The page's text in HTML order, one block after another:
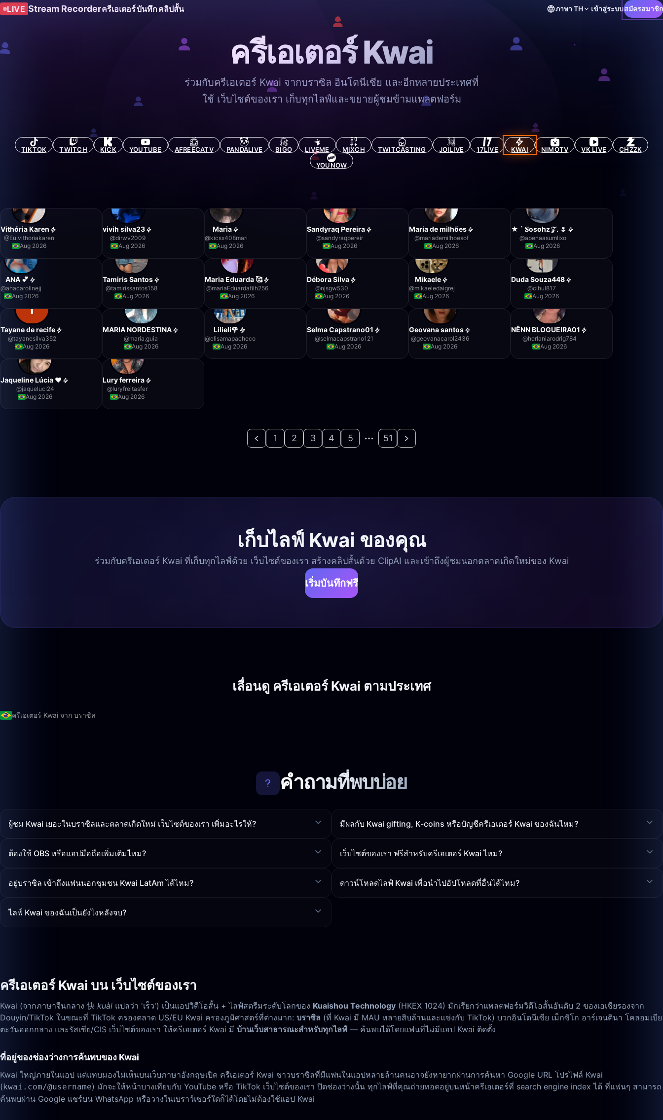
LIVE Stream Recorderครีเอเตอร์บันทึก คลิปสั้น ภาษา TH เข้าสู่ระบบสมัครสมาชิก
ครีเอเตอร์ Kwai
ร่วมกับครีเอเตอร์ Kwai จากบราซิล อินโดนีเซีย และอีกหลายประเทศที่
ใช้ เว็บไซต์ของเรา เก็บทุกไลฟ์และขยายผู้ชมข้ามแพลตฟอร์ม
TIKTOK TWITCH KICK YOUTUBE AFREECATV PANDALIVE BIGO LIVEME MIXCH TWITCASTING JOILIVE 17LIVE KWAI NIMOTV VK LIVE
CHZZK
YOUNOW
Vithória Karen
@Eu.vithoriakaren
Aug 2026
vivih silva23
@dirwv2009
Aug 2026
Maria
@kicsx408mari
Aug 2026
Sandyraq Pereira
@sandyraqpereir
Aug 2026
Maria de milhões
@mariademilhoesof
Aug 2026
★ ` 𝐒osohz𝒵 . 🌷
@apenaasumlixo
Aug 2026
ANA 💕
@anacarolinejj
Aug 2026
Tamiris Santos
@tamirissantos158
Aug 2026
Maria Eduarda 🥰
@mariaEduardafilh256
Aug 2026
Débora Silva
@njsgw530
Aug 2026
Mikaele
@mikaeledaigrej
Aug 2026
Duda Souza448
@clhul817
Aug 2026
Tayane de recife
@tayanesilva352
Aug 2026
MARIA NORDESTINA
@maria.guia
Aug 2026
Lilieli🌹
@elisamapacheco
Aug 2026
Selma Capstrano01
@selmacapstrano121
Aug 2026
Geovana santos
@geovanacarol2436
Aug 2026
NÊNN BLOGUEIRA01
@herlaniarodrig784
Aug 2026
Jaqueline Lúcia ❤️
@jaqueluci24
Aug 2026
Lury ferreira
@luryfreitasfer
Aug 2026
1 2 3 4 5 51
เก็บไลฟ์ Kwai ของคุณ
ร่วมกับครีเอเตอร์ Kwai ที่เก็บทุกไลฟ์ด้วย เว็บไซต์ของเรา สร้างคลิปสั้นด้วย ClipAI และเข้าถึงผู้ชมนอกตลาดเกิดใหม่ของ Kwai
เริ่มบันทึกฟรี
เลื่อนดู ครีเอเตอร์ Kwai ตามประเทศ
ครีเอเตอร์ Kwai จาก บราซิล
คำถามที่พบบ่อย
ผู้ชม Kwai เยอะในบราซิลและตลาดเกิดใหม่ เว็บไซต์ของเรา เพิ่มอะไรให้?
ต้องใช้ OBS หรือแอปมือถือเพิ่มเติมไหม?
อยู่บราซิล เข้าถึงแฟนนอกชุมชน Kwai LatAm ได้ไหม?
ไลฟ์ Kwai ของฉันเป็นยังไงหลังจบ?
มีผลกับ Kwai gifting, K-coins หรือบัญชีครีเอเตอร์ Kwai ของฉันไหม?
เว็บไซต์ของเรา ฟรีสำหรับครีเอเตอร์ Kwai ไหม?
ดาวน์โหลดไลฟ์ Kwai เพื่อนำไปอัปโหลดที่อื่นได้ไหม?
ครีเอเตอร์ Kwai บน เว็บไซต์ของเรา
Kwai (จากภาษาจีนกลาง 快 kuài แปลว่า 'เร็ว') เป็นแอปวิดีโอสั้น + ไลฟ์สตรีมระดับโลกของ Kuaishou Technology (HKEX 1024) มักเรียกว่าแพลตฟอร์มวิดีโอสั้นอันดับ 2 ของเอเชียรองจาก
Douyin/TikTok ในขณะที่ TikTok ครองตลาด US/EU Kwai ครองภูมิศาสตร์ที่ต่างมาก: บราซิล (ที่ Kwai มี MAU หลายสิบล้านและแข่งกับ TikTok) บวกอินโดนีเซีย เม็กซิโก อาร์เจนตินา โคลอมเบีย
ตะวันออกกลาง และรัสเซีย/CIS เว็บไซต์ของเรา ให้ครีเอเตอร์ Kwai มี บ้านเว็บสาธารณะสำหรับทุกไลฟ์ — ค้นพบได้โดยแฟนที่ไม่มีแอป Kwai ติดตั้ง
ที่อยู่ของช่องว่างการค้นพบของ Kwai
Kwai ใหญ่ภายในแอป แต่แทบมองไม่เห็นบนเว็บภาษาอังกฤษเปิด ครีเอเตอร์ Kwai ชาวบราซิลที่มีแฟนในแอปหลายล้านคนอาจยังหายากผ่านการค้นหา Google URL โปรไฟล์ Kwai
( kwai.com/@username) มักจะให้หน้าบางเทียบกับ YouTube หรือ TikTok เว็บไซต์ของเรา ปิดช่องว่างนั้น ทุกไลฟ์ที่คุณถ่ายทอดอยู่บนหน้าครีเอเตอร์ที่ search engine index ได้ ที่แฟนๆ สามารถ
ค้นพบผ่าน Google แชร์บน WhatsApp หรือวางในเบราว์เซอร์ใดก็ได้โดยไม่ต้องใช้แอป Kwai